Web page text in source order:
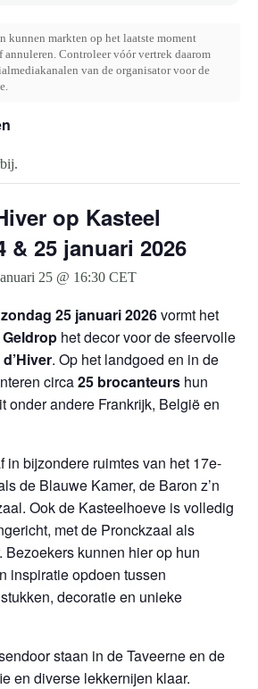
kunnen markten op het laatste moment
Controleer vóór vertrek daarom
van de organisator voor de
op Kasteel
& 25 januari 2026
25 @ 16:30 CET
25 januari 2026vormt het
het decor voor de sfeervolle
. Op het landgoed en in de
circa25 brocanteurs hun
onder andere Frankrijk, België en
in bijzondere ruimtes van het 17e-
de Blauwe Kamer, de Baron z’n
Ook de Kasteelhoeve is volledig
met de Pronckzaal als
kunnen hier op hun
inspiratie opdoen tussen
decoratie en unieke
staan in de Taveerne en de
en diverse lekkernijen klaar.